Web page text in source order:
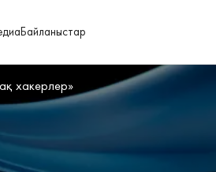
Байланыстар
хакерлер»